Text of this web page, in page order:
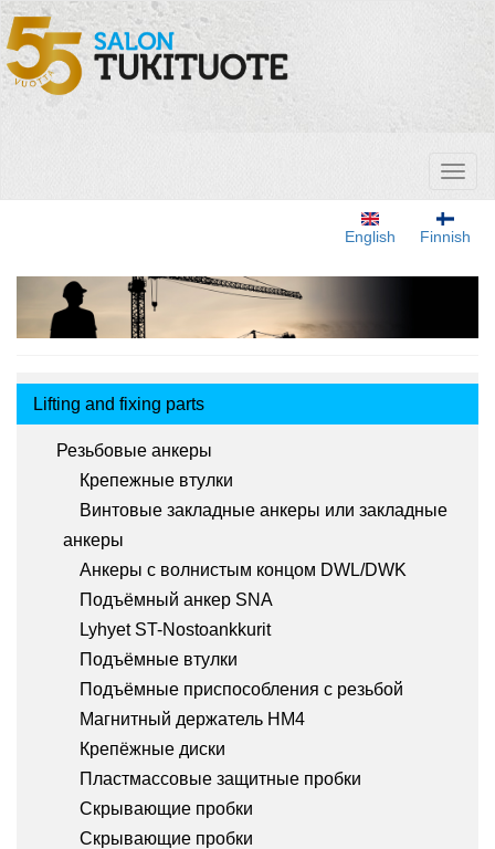
Перейти
основному
содержанию
Finnish
English
Tuotemenu
Lifting and fixing parts
Резьбовые анкеры
Крепежные втулки
Винтовые закладные анкеры или закладные
анкеры
Анкеры с волнистым концом DWL/DWK
Подъёмный анкер SNA
Lyhyet ST-Nostoankkurit
Подъёмные втулки
Подъёмные приспособления с резьбой
Магнитный держатель HM4
Крепёжные диски
Пластмассовые защитные пробки
Скрывающие пробки
Скрывающие пробки